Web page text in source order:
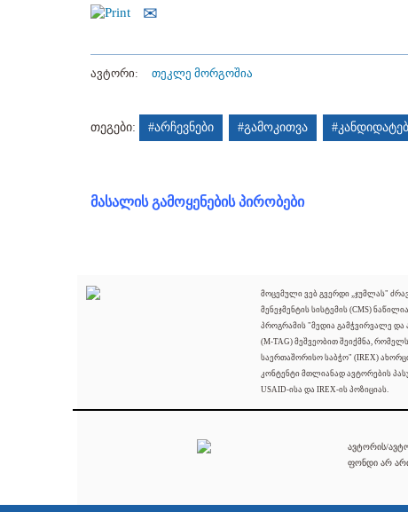
ავტორი: თეკლე მორგოშია
თეგები: #არჩევნები #გამოკითვა
მასალის გამოყენების პირობები
მოცემული ვებ გვერდი „ჯუმლას"
მენეჯმენტის სისტემის (CMS)
პროგრამის "მედია გამჭვირვალე
(M-TAG) მეშვეობით შეიქმნა,
საერთაშორისო საბჭო" (IREX)
კონტენტი მთლიანად ავტორების
USAID-ისა და IREX-ის პოზიციას.
ავტორის/
ფონდი არ